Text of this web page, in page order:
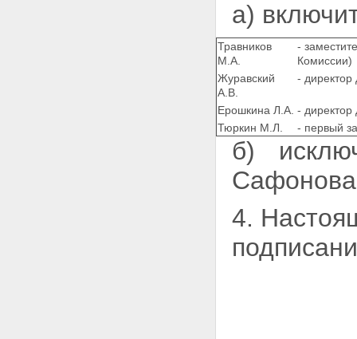
а)
Травников
М.А.
-
Комиссии)
Журавский
А.В.
- директор
Ерошкина Л.А. -
Тюркин М.Л.
- первый
б)
4.